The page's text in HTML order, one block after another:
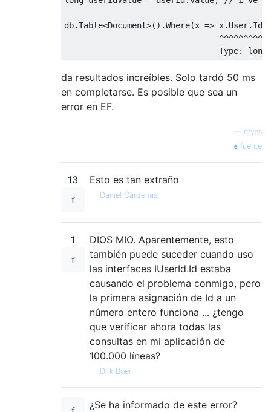
db.Table<Document>().Where(x => x. User. Id
^^^^^^^^^
Type: long
da resultados increíbles. Solo tardó 50 ms
en completarse. Es posible que sea un
error en EF.
cryss
fuente
13 Esto es tan extraño
— Daniel Cárdenas
1
DIOS MIO. Aparentemente, esto
también puede suceder cuando uso
las interfaces IUserId.Id estaba
causando el problema conmigo, pero
la primera asignación de Id a un
número entero funciona ... ¿tengo
que verificar ahora todas las
consultas en mi aplicación de
100.000 líneas?
— Dirk Boer
¿Se ha informado de este error?